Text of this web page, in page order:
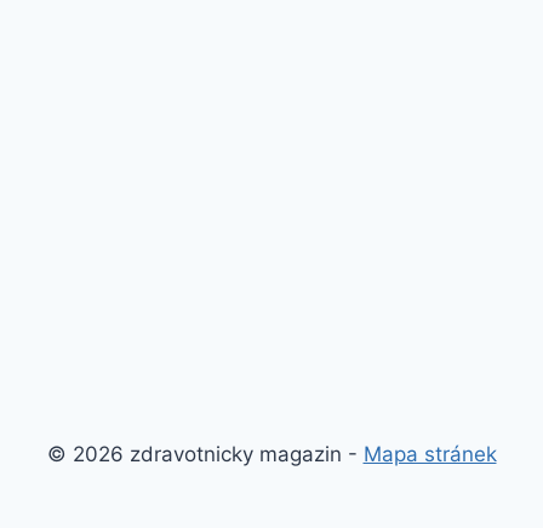
© 2026 zdravotnicky magazin - Mapa stránek